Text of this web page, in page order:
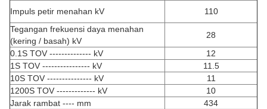
Impuls petir menahan kV
110
Tegangan frekuensi daya menahan
(kering / basah) kV
28
0.1S TOV -------------- kV
12
1S TOV ---------------- kV
11.5
10S TOV --------------- kV
11
1200S TOV ------------- kV
10
Jarak rambat ---- mm
434